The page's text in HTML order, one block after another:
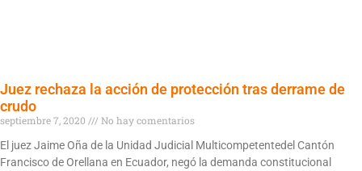
Juez rechaza la acción de protección tras derrame de
crudo
septiembre 7, 2020
No hay comentarios
El juez Jaime Oña de la Unidad Judicial Multicompetentedel Cantón
Francisco de Orellana en Ecuador, negó la demanda constitucional